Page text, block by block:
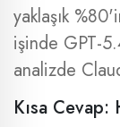
yaklaşık
işinde GPT-
analizde
Kısa